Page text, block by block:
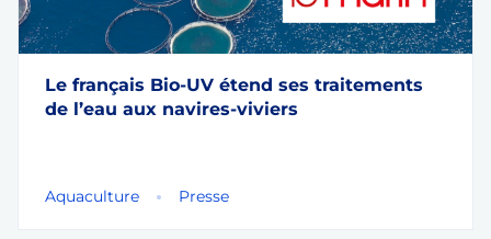
Le français Bio-UV étend ses traitements
de l’eau aux navires-viviers
Aquaculture Presse